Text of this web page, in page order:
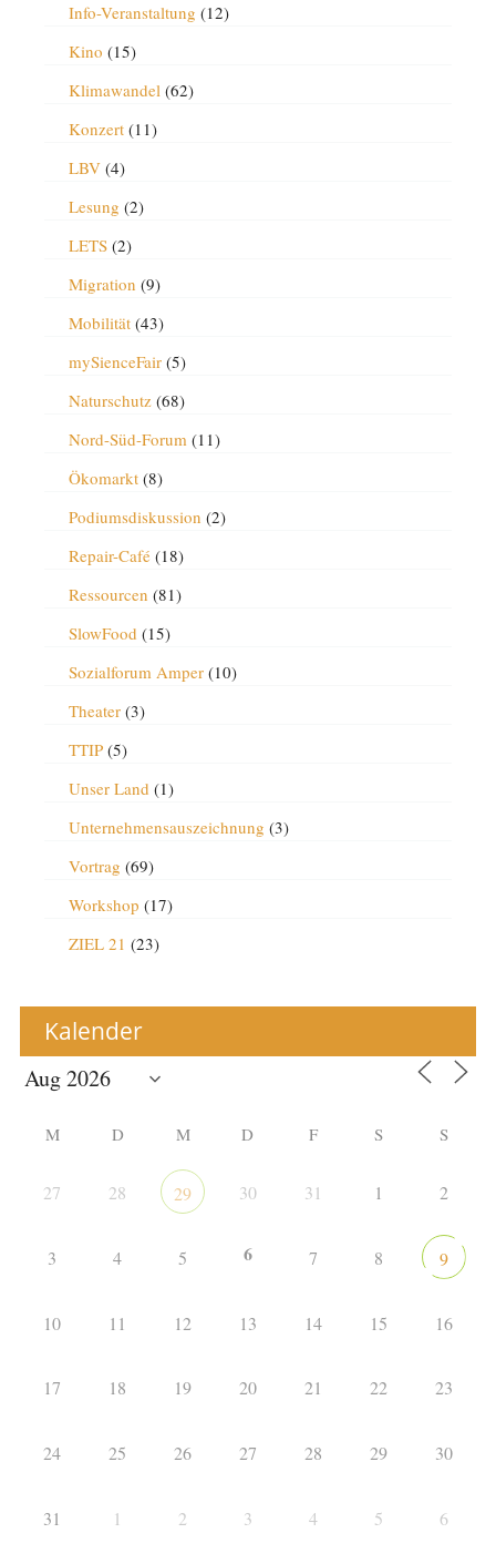
Info-Veranstaltung (12)
Kino (15)
Klimawandel(62)
Konzert(11)
LBV(4)
Lesung (2)
LETS(2)
Migration (9)
Mobilität(43)
mySienceFair(5)
Naturschutz(68)
Nord-Süd-Forum(11)
Ökomarkt(8)
Podiumsdiskussion (2)
Repair-Café(18)
Ressourcen (81)
SlowFood (15)
Sozialforum Amper(10)
Theater(3)
TTIP(5)
Unser Land (1)
Unternehmensauszeichnung (3)
Vortrag (69)
Workshop (17)
ZIEL 21 (23)
Kalender
M D M D F S S
27 28 29 30 31 1 2
3 4 5 6 7 8 9
10 11 12 13 14 15 16
17 18 19 20 21 22 23
24 25 26 27 28 29 30
31 1 2 3 4 5 6